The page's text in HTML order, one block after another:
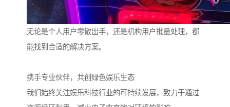
无论是个人用户零散出手，还是机构用户批量处理，都
能找到合适的解决方案。
携手专业伙伴，共创绿色娱乐生态
我们始终关注娱乐科技行业的可持续发展，致力于通过